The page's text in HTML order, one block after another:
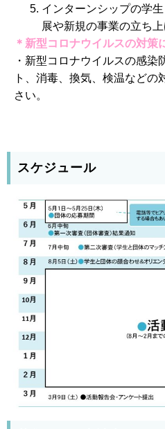
インターンシップの学
展や新規の事業の立ち
＊新型コロナウイルスの対策
・新型コロナウイルスの感染
ト、消毒、換気、検温など
さい。
スケジュール